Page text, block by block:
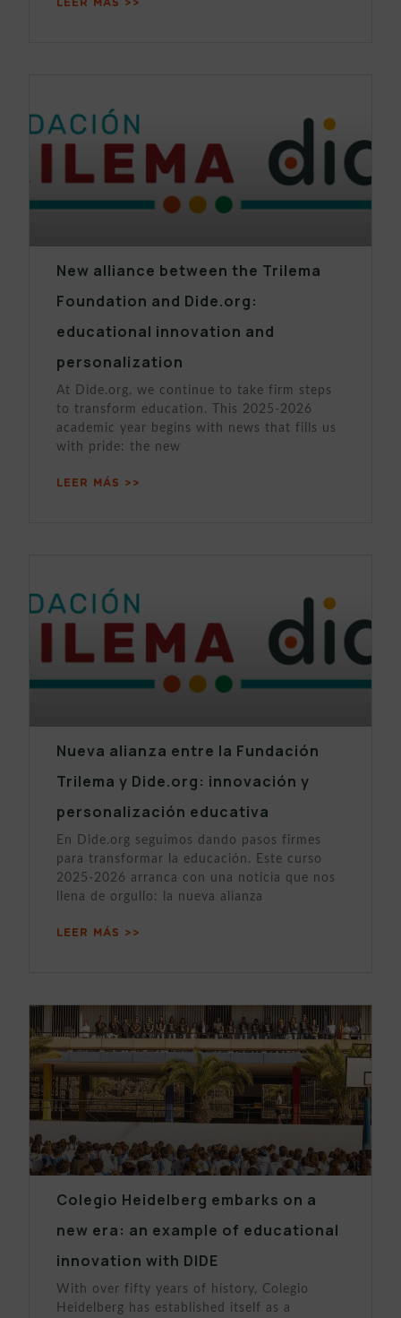
LEER MÁS >>
New alliance between the Trilema
Foundation and Dide.org:
educational innovation and
personalization
At Dide.org, we continue to take firm steps
to transform education. This 2025-2026
academic year begins with news that fills us
with pride: the new
LEER MÁS >>
Nueva alianza entre la Fundación
Trilema y Dide.org: innovación y
personalización educativa
En Dide.org seguimos dando pasos firmes
para transformar la educación. Este curso
2025-2026 arranca con una noticia que nos
llena de orgullo: la nueva alianza
LEER MÁS >>
Colegio Heidelberg embarks on a
new era: an example of educational
innovation with DIDE
With over fifty years of history, Colegio
Heidelberg has established itself as a